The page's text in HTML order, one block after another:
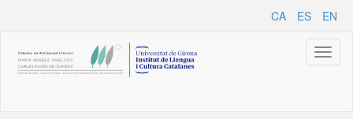
CA ES EN